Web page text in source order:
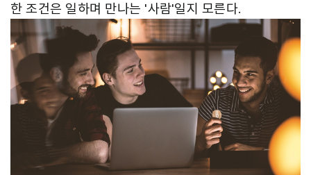
한 조건은 일하며 만나는 '사람'일지 모른다.